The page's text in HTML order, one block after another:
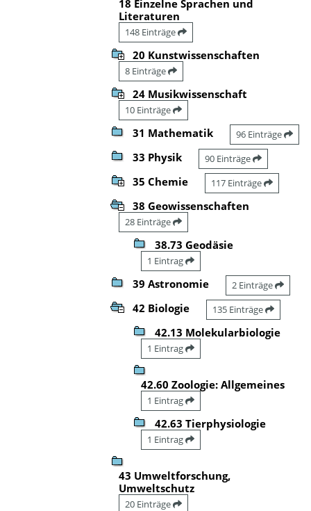
18 Einzelne Sprachen und
Literaturen
148 Einträge
20 Kunstwissenschaften
8 Einträge
24 Musikwissenschaft
10 Einträge
31 Mathematik 96 Einträge
33 Physik 90 Einträge
35 Chemie 117 Einträge
38 Geowissenschaften
28 Einträge
38.73 Geodäsie
1 Eintrag
39 Astronomie 2 Einträge
42 Biologie 135 Einträge
42.13 Molekularbiologie
1 Eintrag
42.60 Zoologie: Allgemeines
1 Eintrag
42.63 Tierphysiologie
1 Eintrag
43 Umweltforschung,
Umweltschutz
20 Einträge